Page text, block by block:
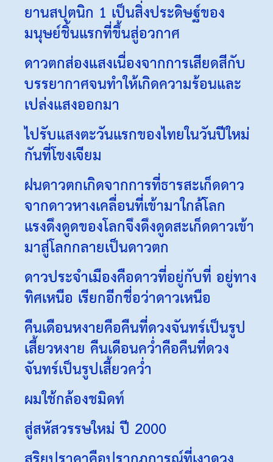
ยานสปุตนิก 1 เป็นสิ่งประดิษฐ์ของ
มนุษย์ชิ้นแรกที่ขึ้นสู่อวกาศ
ดาวตกส่องแสงเนื่องจากการเสียดสีกับ
บรรยากาศจนทำให้เกิดความร้อนและ
เปล่งแสงออกมา
ไปรับแสงตะวันแรกของไทยในวันปีใหม่
กันที่โขงเจียม
ฝนดาวตกเกิดจากการที่ธารสะเก็ดดาว
จากดาวหางเคลื่อนที่เข้ามาใกล้โลก
แรงดึงดูดของโลกจึงดึงดูดสะเก็ดดาวเข้า
มาสู่โลกกลายเป็นดาวตก
ดาวประจำเมืองคือดาวที่อยู่กับที่ อยู่ทาง
ทิศเหนือ เรียกอีกชื่อว่าดาวเหนือ
คืนเดือนหงายคือคืนที่ดวงจันทร์เป็นรูป
เสี้ยวหงาย คืนเดือนคว่ำคือคืนที่ดวง
จันทร์เป็นรูปเสี้ยวคว่ำ
ผมใช้กล้องชมิดท์
สู่สหัสวรรษใหม่ ปี 2000